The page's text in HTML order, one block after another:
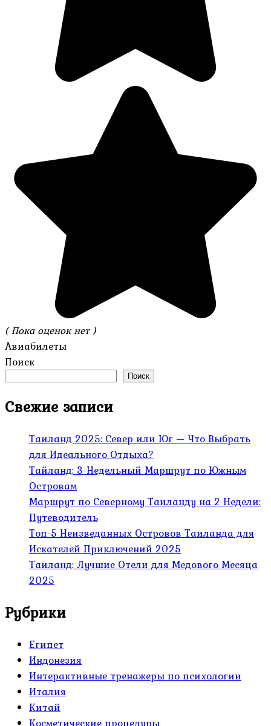
( Пока оценок нет )
Авиабилеты
Поиск
Поиск
Свежие записи
Таиланд 2025: Север или Юг — Что Выбрать
для Идеального Отдыха?
Тайланд: 3-Недельный Маршрут по Южным
Островам
Маршрут по Северному Таиланду на 2 Недели:
Путеводитель
Топ-5 Неизведанных Островов Таиланда для
Искателей Приключений 2025
Таиланд: Лучшие Отели для Медового Месяца
2025
Рубрики
Египет
Индонезия
Интерактивные тренажеры по психологии
Италия
Китай